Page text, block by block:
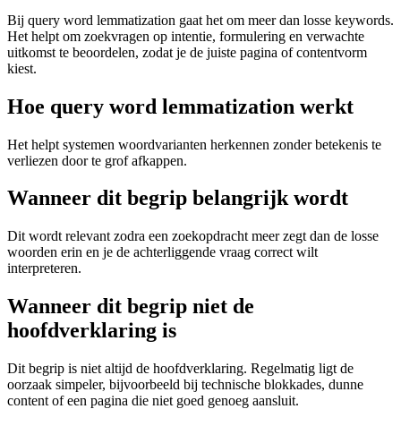
Bij query word lemmatization gaat het om meer dan losse keywords.
Het helpt om zoekvragen op intentie, formulering en verwachte
uitkomst te beoordelen, zodat je de juiste pagina of contentvorm
kiest.
Hoe query word lemmatization werkt
Het helpt systemen woordvarianten herkennen zonder betekenis te
verliezen door te grof afkappen.
Wanneer dit begrip belangrijk wordt
Dit wordt relevant zodra een zoekopdracht meer zegt dan de losse
woorden erin en je de achterliggende vraag correct wilt
interpreteren.
Wanneer dit begrip niet de
hoofdverklaring is
Dit begrip is niet altijd de hoofdverklaring. Regelmatig ligt de
oorzaak simpeler, bijvoorbeeld bij technische blokkades, dunne
content of een pagina die niet goed genoeg aansluit.